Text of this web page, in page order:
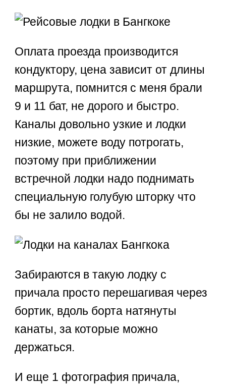
Оплата проезда производится
кондуктору, цена зависит от длины
маршрута, помнится с меня брали
9 и 11 бат, не дорого и быстро.
Каналы довольно узкие и лодки
низкие, можете воду потрогать,
поэтому при приближении
встречной лодки надо поднимать
специальную голубую шторку что
бы не залило водой.
Забираются в такую лодку с
причала просто перешагивая через
бортик, вдоль борта натянуты
канаты, за которые можно
держаться.
И еще 1 фотография причала,